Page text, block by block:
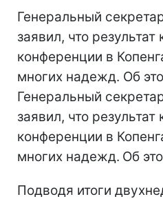
Генеральный
заявил, что
конференции в
многих надежд. Об
Генеральный
заявил, что
конференции в
многих надежд. Об
Подводя итоги